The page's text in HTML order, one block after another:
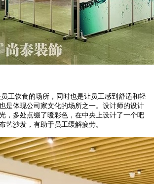
工饮食的场所，同时也是让员工感到舒适和轻
是体现公司家文化的场所之一。设计师的设计
，多处点缀了暖彩色，在中央上设计了一个吧
艺沙发，有助于员工缓解疲劳。